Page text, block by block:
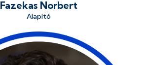
Fazekas Norbert
Alapító